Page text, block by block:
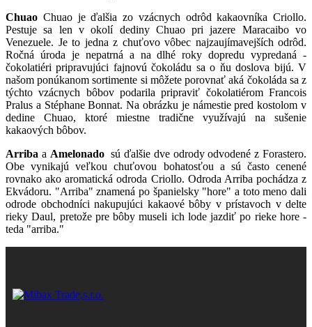
Chuao Chuao je ďalšia zo vzácnych odrôd kakaovníka Criollo.
Pestuje sa len v okolí dediny Chuao pri jazere Maracaibo vo
Venezuele. Je to jedna z chuťovo vôbec najzaujímavejších odrôd.
Ročná úroda je nepatrná a na dlhé roky dopredu vypredaná -
čokolatiéri pripravujúci fajnovú čokoládu sa o ňu doslova bijú. V
našom ponúkanom sortimente si môžete porovnať aká čokoláda sa z
týchto vzácnych bôbov podarila pripraviť čokolatiérom Francois
Pralus a Stéphane Bonnat. Na obrázku je námestie pred kostolom v
dedine Chuao, ktoré miestne tradične využívajú na sušenie
kakaových bôbov.
Arriba a Amelonadosú ďalšie dve odrody odvodené z Forastero.
Obe vynikajú veľkou chuťovou bohatosťou a sú často cenené
rovnako ako aromatická odroda Criollo. Odroda Arriba pochádza z
Ekvádoru. "Arriba" znamená po španielsky "hore" a toto meno dali
odrode obchodníci nakupujúci kakaové bôby v prístavoch v delte
rieky Daul, pretože pre bôby museli ich lode jazdiť po rieke hore -
teda "arriba."